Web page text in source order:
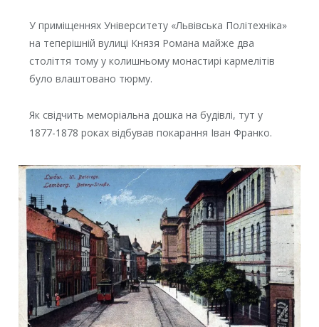
У приміщеннях Університету «Львівська Політехніка»
на теперішній вулиці Князя Романа майже два
століття тому у колишньому монастирі кармелітів
було влаштовано тюрму.
Як свідчить меморіальна дошка на будівлі, тут у
1877-1878 роках відбував покарання Іван Франко.